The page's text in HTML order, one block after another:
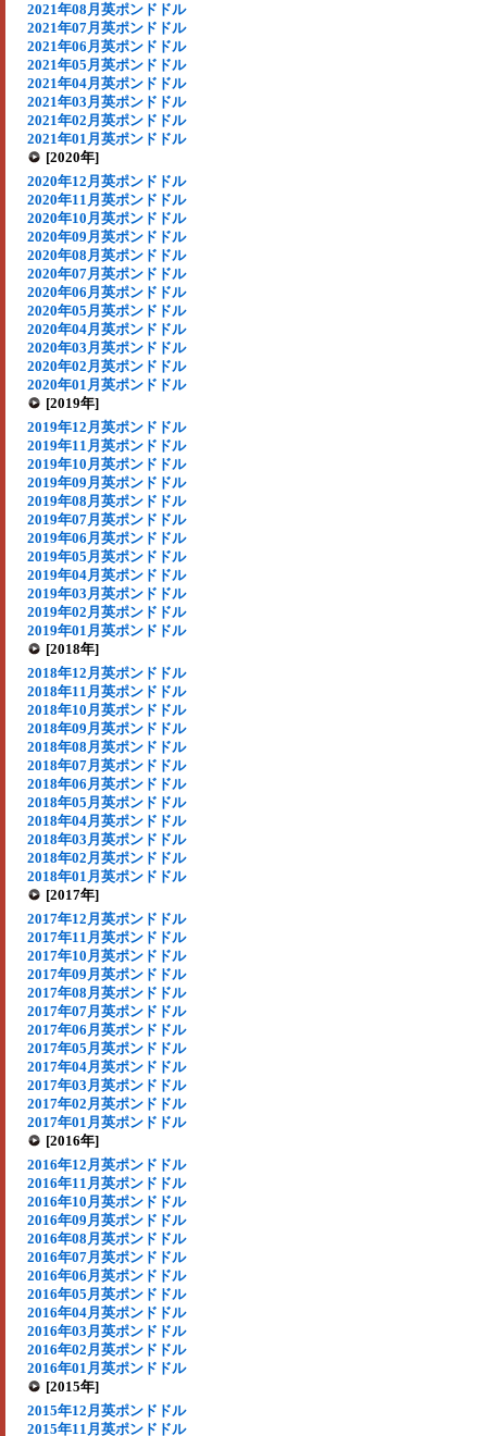
2021年08月英ポンドドル
2021年07月英ポンドドル
2021年06月英ポンドドル
2021年05月英ポンドドル
2021年04月英ポンドドル
2021年03月英ポンドドル
2021年02月英ポンドドル
2021年01月英ポンドドル
[2020年]
2020年12月英ポンドドル
2020年11月英ポンドドル
2020年10月英ポンドドル
2020年09月英ポンドドル
2020年08月英ポンドドル
2020年07月英ポンドドル
2020年06月英ポンドドル
2020年05月英ポンドドル
2020年04月英ポンドドル
2020年03月英ポンドドル
2020年02月英ポンドドル
2020年01月英ポンドドル
[2019年]
2019年12月英ポンドドル
2019年11月英ポンドドル
2019年10月英ポンドドル
2019年09月英ポンドドル
2019年08月英ポンドドル
2019年07月英ポンドドル
2019年06月英ポンドドル
2019年05月英ポンドドル
2019年04月英ポンドドル
2019年03月英ポンドドル
2019年02月英ポンドドル
2019年01月英ポンドドル
[2018年]
2018年12月英ポンドドル
2018年11月英ポンドドル
2018年10月英ポンドドル
2018年09月英ポンドドル
2018年08月英ポンドドル
2018年07月英ポンドドル
2018年06月英ポンドドル
2018年05月英ポンドドル
2018年04月英ポンドドル
2018年03月英ポンドドル
2018年02月英ポンドドル
2018年01月英ポンドドル
[2017年]
2017年12月英ポンドドル
2017年11月英ポンドドル
2017年10月英ポンドドル
2017年09月英ポンドドル
2017年08月英ポンドドル
2017年07月英ポンドドル
2017年06月英ポンドドル
2017年05月英ポンドドル
2017年04月英ポンドドル
2017年03月英ポンドドル
2017年02月英ポンドドル
2017年01月英ポンドドル
[2016年]
2016年12月英ポンドドル
2016年11月英ポンドドル
2016年10月英ポンドドル
2016年09月英ポンドドル
2016年08月英ポンドドル
2016年07月英ポンドドル
2016年06月英ポンドドル
2016年05月英ポンドドル
2016年04月英ポンドドル
2016年03月英ポンドドル
2016年02月英ポンドドル
2016年01月英ポンドドル
[2015年]
2015年12月英ポンドドル
2015年11月英ポンドドル